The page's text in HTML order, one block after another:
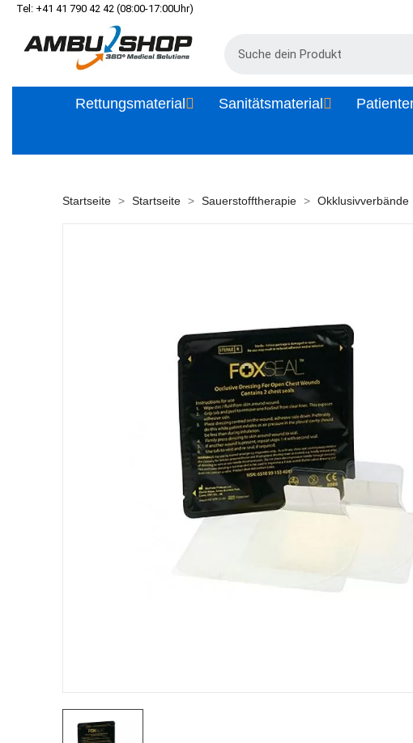
Tel: +41 41 790 42 42 (08:00-17:00Uhr)
Rettungsmaterial Sanitätsmaterial
Startseite Startseite Sauerstofftherapie Okklusivverbände